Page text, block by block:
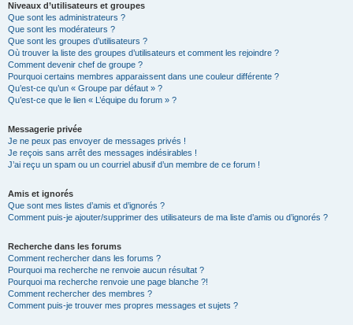
Niveaux d’utilisateurs et groupes
Que sont les administrateurs ?
Que sont les modérateurs ?
Que sont les groupes d’utilisateurs ?
Où trouver la liste des groupes d’utilisateurs et comment les rejoindre ?
Comment devenir chef de groupe ?
Pourquoi certains membres apparaissent dans une couleur différente ?
Qu’est-ce qu’un « Groupe par défaut » ?
Qu’est-ce que le lien « L’équipe du forum » ?
Messagerie privée
Je ne peux pas envoyer de messages privés !
Je reçois sans arrêt des messages indésirables !
J’ai reçu un spam ou un courriel abusif d’un membre de ce forum !
Amis et ignorés
Que sont mes listes d’amis et d’ignorés ?
Comment puis-je ajouter/supprimer des utilisateurs de ma liste d’amis ou d’ignorés ?
Recherche dans les forums
Comment rechercher dans les forums ?
Pourquoi ma recherche ne renvoie aucun résultat ?
Pourquoi ma recherche renvoie une page blanche ?!
Comment rechercher des membres ?
Comment puis-je trouver mes propres messages et sujets ?